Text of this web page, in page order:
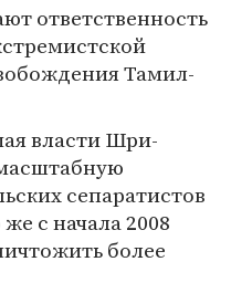
ответственность
Тамил-
власти Шри-
сепаратистов
с начала 2008
более